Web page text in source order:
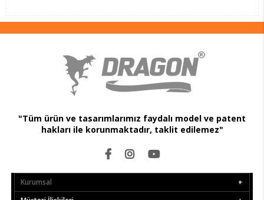
"Tüm ürün ve tasarımlarımız faydalı model ve patent
hakları ile korunmaktadır, taklit edilemez"
Kurumsal